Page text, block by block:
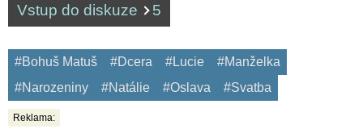
Vstup do diskuze 5
#Bohuš Matuš #Dcera #Lucie
#Manželka
#Narozeniny
#Natálie #Oslava #Svatba
Reklama: